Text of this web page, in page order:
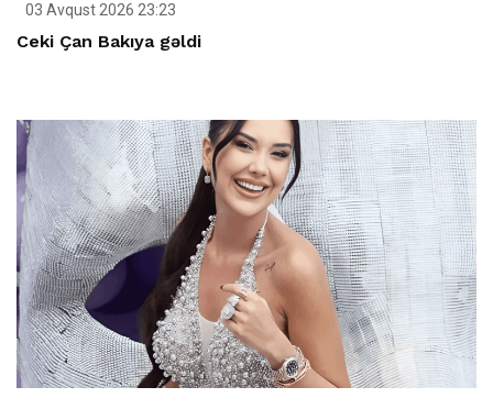
03 Avqust 2026 23:23
Ceki Çan Bakıya gəldi